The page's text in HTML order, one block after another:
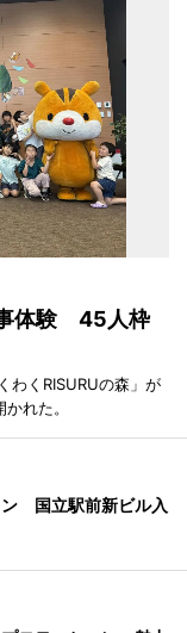
事体験 45人枠
わくRISURUの森」が
れた。
ン 国立駅前新ビル入